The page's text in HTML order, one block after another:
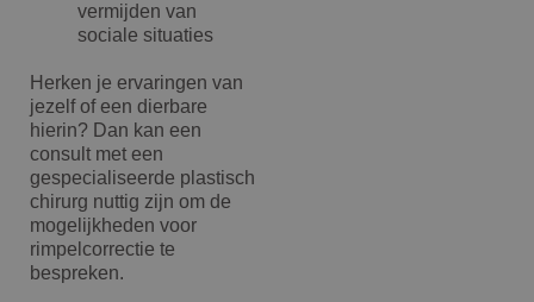
vermijden van
sociale situaties
Herken je ervaringen van
jezelf of een dierbare
hierin? Dan kan een
consult met een
gespecialiseerde plastisch
chirurg nuttig zijn om de
mogelijkheden voor
rimpelcorrectie te
bespreken.